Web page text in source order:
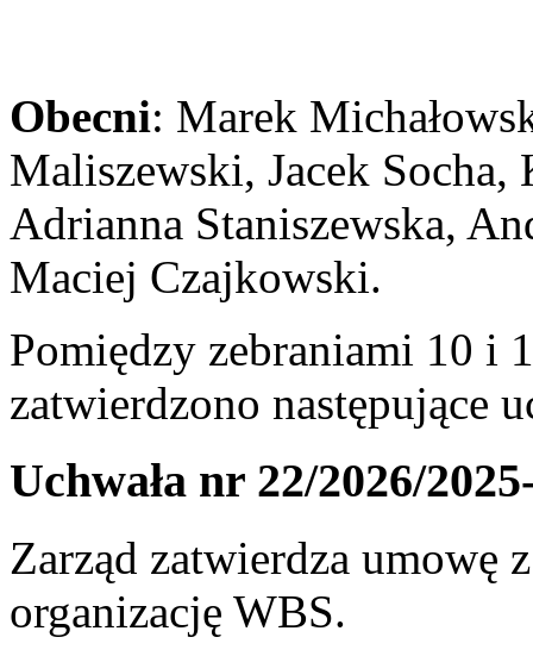
Obecni: Marek
Maliszewski, Jacek Socha,
Adrianna Staniszewska,
Maciej Czajkowski.
Pomiędzy zebraniami 10 i
zatwierdzono następujące
Uchwała nr 22/2026/
Zarząd zatwierdza umowę
organizację WBS.